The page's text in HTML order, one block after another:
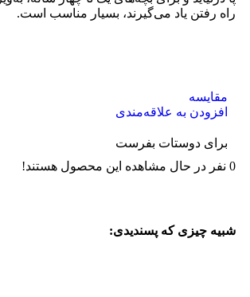
راه رفتن یاد می‌گیرند، بسیار مناسب است.
مقایسه
افزودن به علاقه‌مندی
برای دوستات بفرست
0 نفر در حال مشاهده این محصول هستند!
شبیه چیزی که پسندیدی: